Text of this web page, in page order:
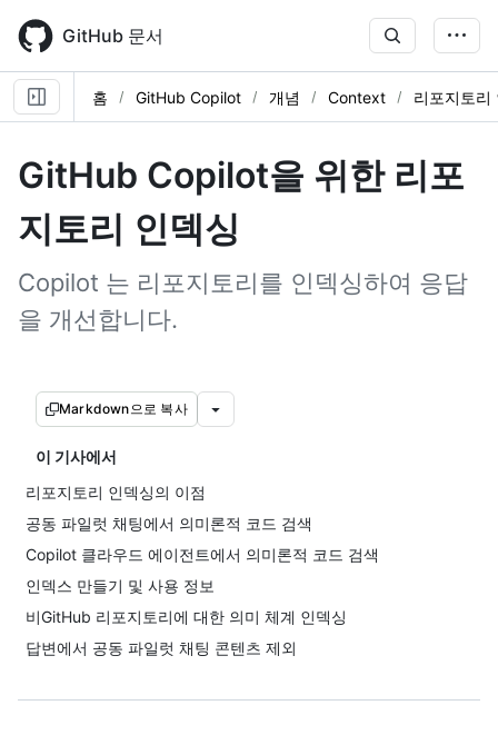
main
content
GitHub 문서
홈 GitHub Copilot 개념 Context 리포지토리
GitHub Copilot을 위한 리포
지토리 인덱싱
Copilot 는 리포지토리를 인덱싱하여 응답
을 개선합니다.
Markdown으로 복사
이 기사에서
리포지토리 인덱싱의 이점
공동 파일럿 채팅에서 의미론적 코드 검색
Copilot 클라우드 에이전트에서 의미론적 코드 검색
인덱스 만들기 및 사용 정보
비GitHub 리포지토리에 대한 의미 체계 인덱싱
답변에서 공동 파일럿 채팅 콘텐츠 제외